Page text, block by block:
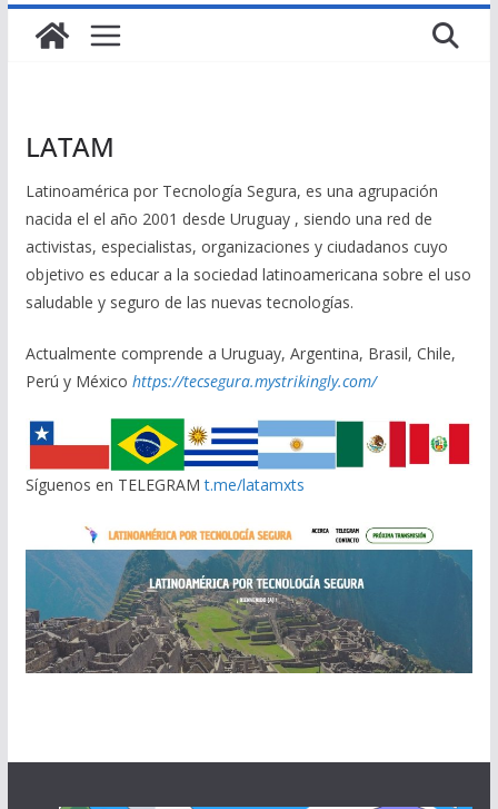
LATAM
Latinoamérica por Tecnología Segura, es una agrupación
nacida el el año 2001 desde Uruguay , siendo una red de
activistas, especialistas, organizaciones y ciudadanos cuyo
objetivo es educar a la sociedad latinoamericana sobre el uso
saludable y seguro de las nuevas tecnologías.
Actualmente comprende a Uruguay, Argentina, Brasil, Chile,
Perú y México https://tecsegura.mystrikingly.com/
Síguenos en TELEGRAMt.me/latamxts